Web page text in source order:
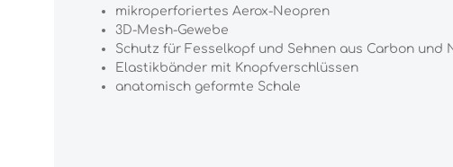
mikroperforiertes Aerox-Neopren
3D-Mesh-Gewebe
Schutz für Fesselkopf und Sehnen aus Carbon und
Elastikbänder mit Knopfverschlüssen
anatomisch geformte Schale